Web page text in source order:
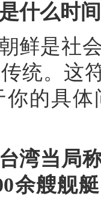
什么时
鲜是社
统。这
的具
湾当局
余艘舰